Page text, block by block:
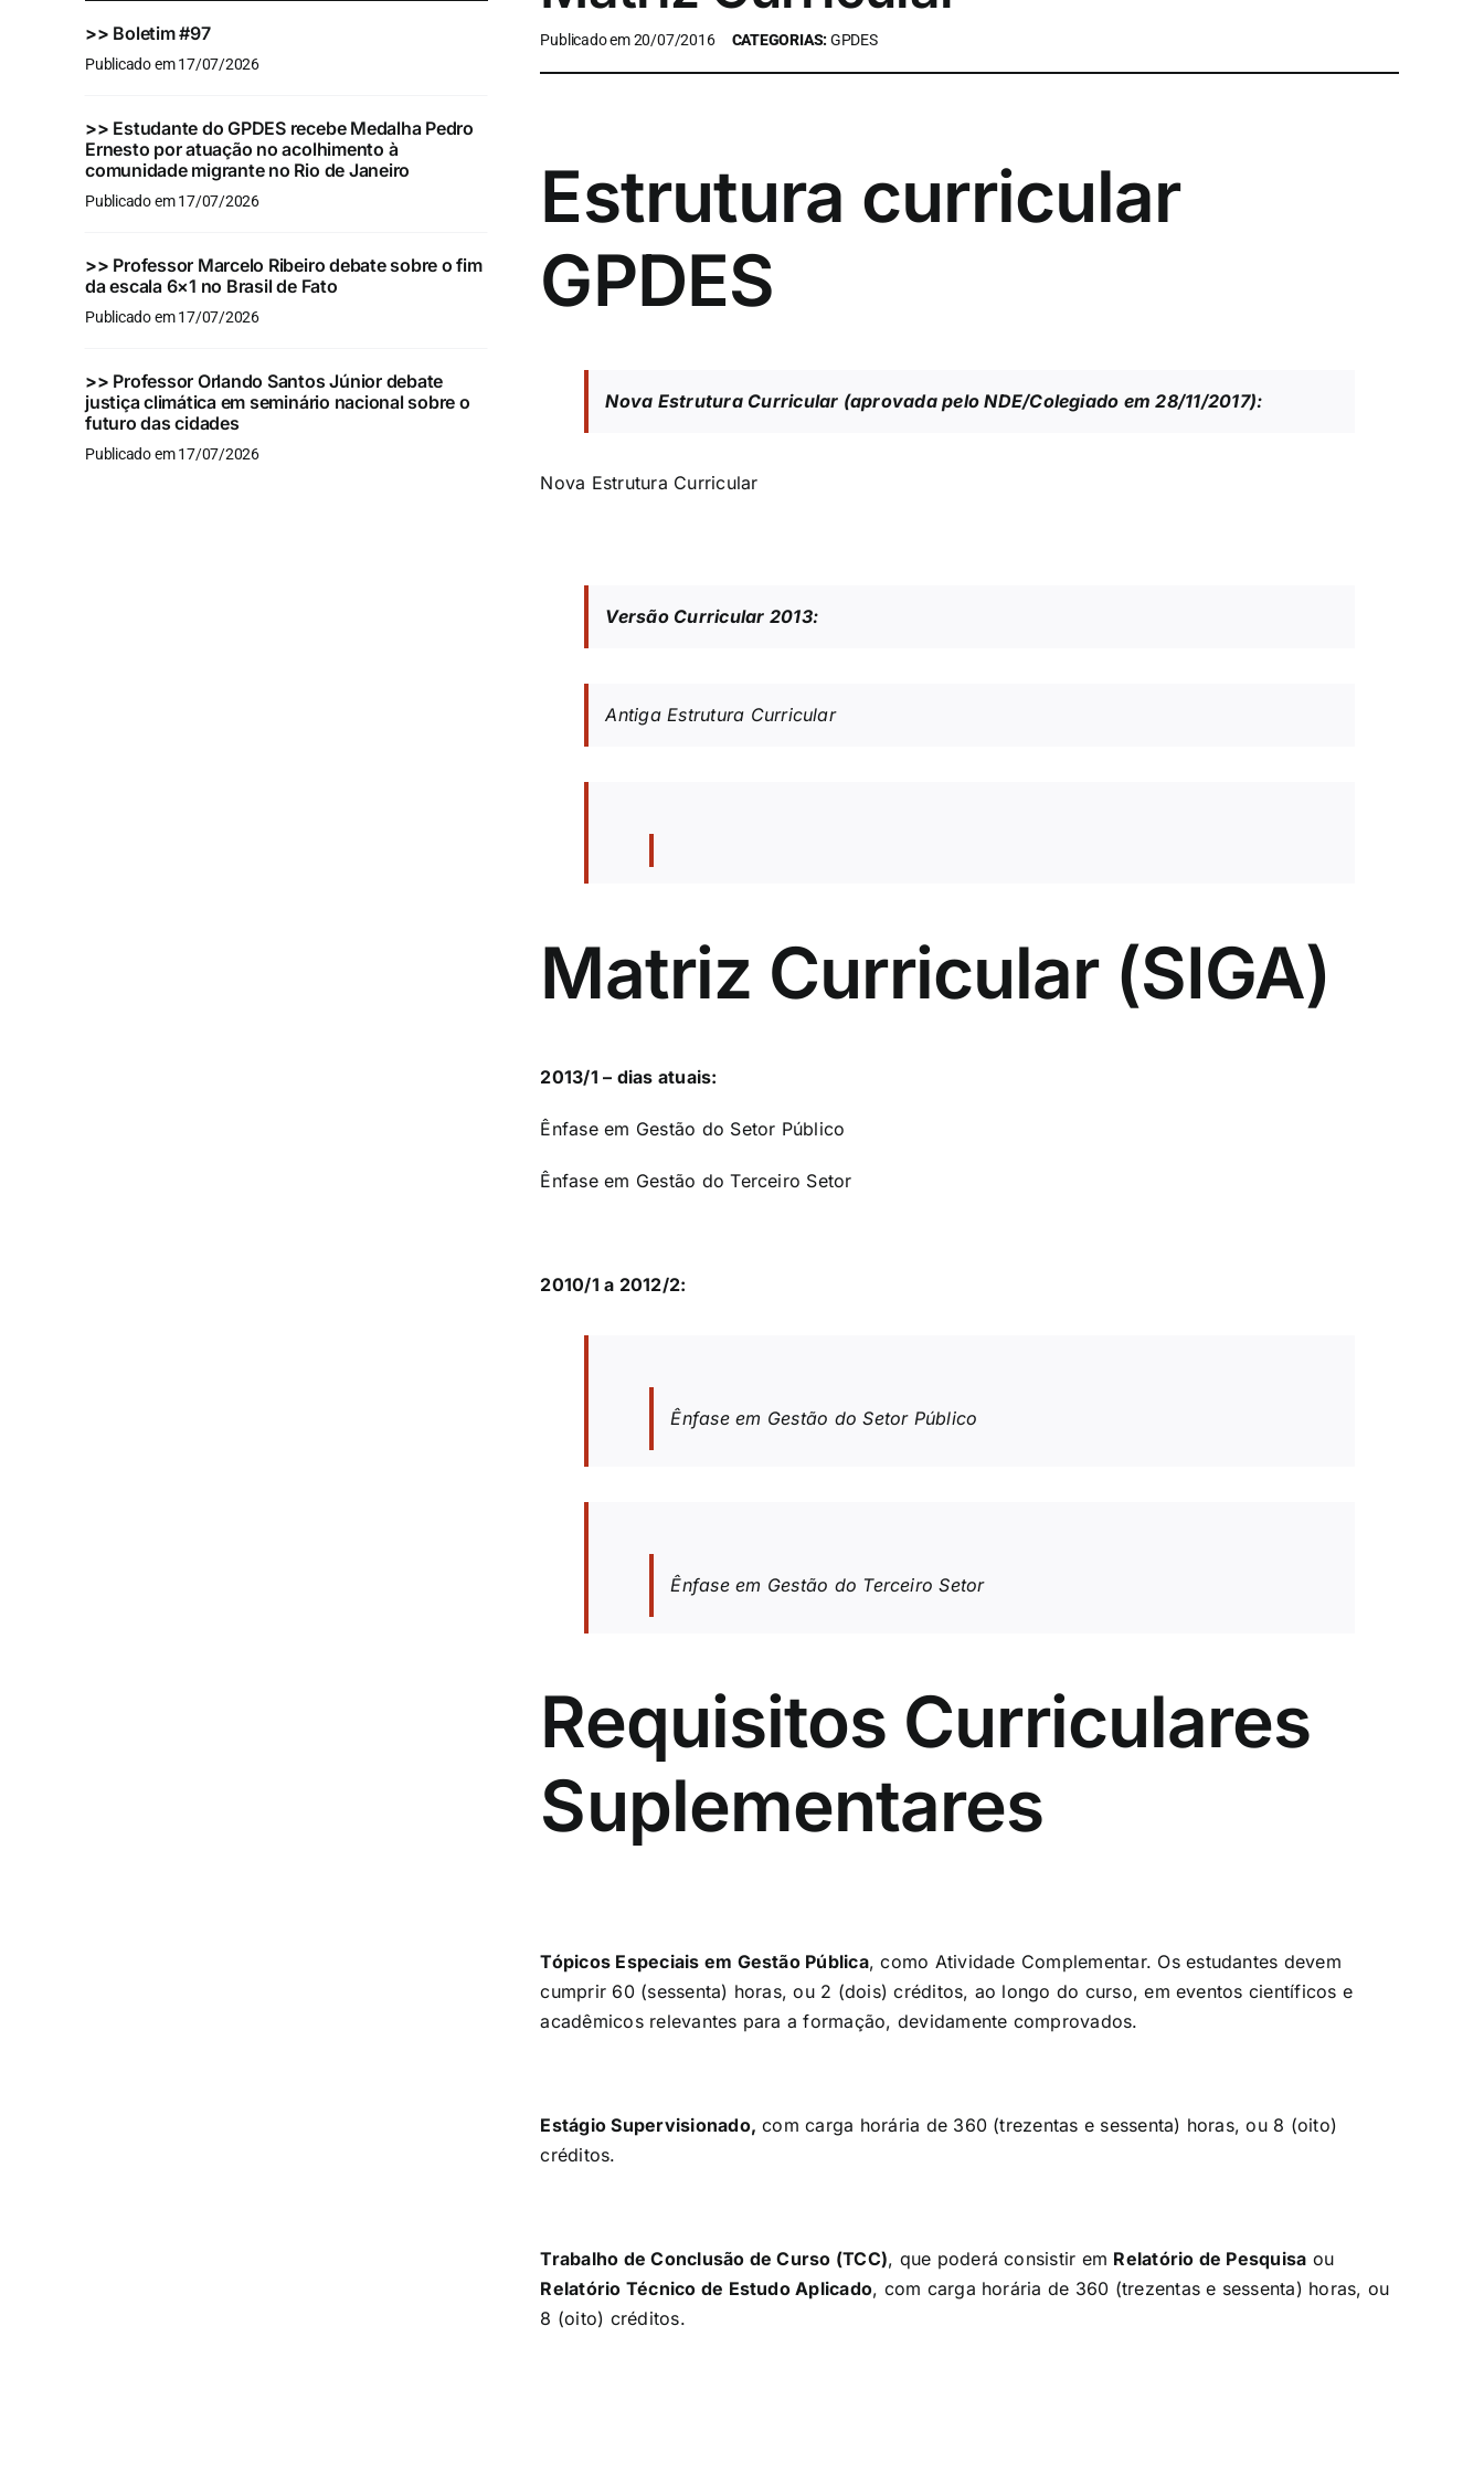
>> Boletim #97
Publicado em 17/07/2026
>> Estudante do GPDES recebe Medalha Pedro
Ernesto por atuação no acolhimento à
comunidade migrante no Rio de Janeiro
Publicado em 17/07/2026
>> Professor Marcelo Ribeiro debate sobre o fim
da escala 6×1 no Brasil de Fato
Publicado em 17/07/2026
>> Professor Orlando Santos Júnior debate
justiça climática em seminário nacional sobre o
futuro das cidades
Publicado em 17/07/2026
Publicado em 20/07/2016 CATEGORIAS:GPDES
Estrutura curricular
GPDES
Nova Estrutura Curricular (aprovada pelo NDE/Colegiado em 28/11/2017):
Nova Estrutura Curricular
Versão Curricular 2013:
Antiga Estrutura Curricular
Matriz Curricular (SIGA)
2013/1 – dias atuais:
Ênfase em Gestão do Setor Público
Ênfase em Gestão do Terceiro Setor
2010/1 a 2012/2:
Ênfase em Gestão do Setor Público
Ênfase em Gestão do Terceiro Setor
Requisitos Curriculares
Suplementares
Tópicos Especiais em Gestão Pública, como Atividade Complementar. Os estudantes devem
cumprir 60 (sessenta) horas, ou 2 (dois) créditos, ao longo do curso, em eventos científicos e
acadêmicos relevantes para a formação, devidamente comprovados.
Estágio Supervisionado, com carga horária de 360 (trezentas e sessenta) horas, ou 8 (oito)
créditos.
Trabalho de Conclusão de Curso (TCC), que poderá consistir em Relatório de Pesquisa ou
Relatório Técnico de Estudo Aplicado, com carga horária de 360 (trezentas e sessenta) horas, ou
8 (oito) créditos.